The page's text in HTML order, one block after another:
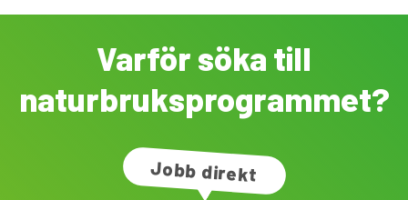
Varför söka till
naturbruksprogrammet?
Jobb direkt